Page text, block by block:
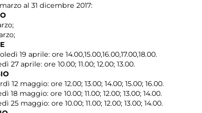
al 31 dicembre 2017:
19 aprile: ore 14.00,15.00,16.00,17.00,18.00.
27 aprile: ore 10.00; 11.00; 12.00; 13.00.
12 maggio: ore 12.00; 13.00; 14.00; 15.00; 16.00.
18 maggio: ore 10.00; 11.00; 12.00; 13.00; 14.00.
25 maggio: ore 10.00; 11.00; 12.00; 13.00; 14.00.